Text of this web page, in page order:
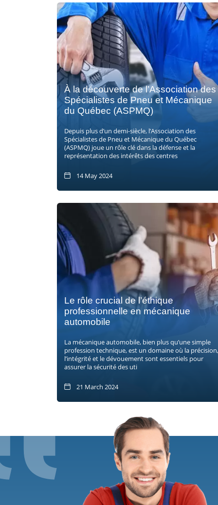
À la découverte de l’Association des
Spécialistes de Pneu et Mécanique
du Québec (ASPMQ)
Depuis plus d’un demi-siècle, l’Association des
Spécialistes de Pneu et Mécanique du Québec
(ASPMQ) joue un rôle clé dans la défense et la
représentation des intérêts des centres
14 May 2024
Le rôle crucial de l’éthique
professionnelle en mécanique
automobile
La mécanique automobile, bien plus qu’une simple
profession technique, est un domaine où la précision,
l’intégrité et le dévouement sont essentiels pour
assurer la sécurité des uti
21 March 2024